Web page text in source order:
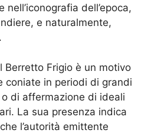
dell’epoca,
e naturalmente,
.
Berretto Frigio è un motivo
coniate in periodi di grandi
di affermazione di ideali
La sua presenza indica
l’autorità emittente